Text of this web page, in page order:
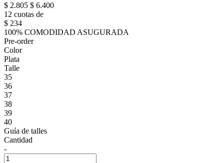
$ 2.805 $ 6.400
12 cuotas de
$ 234
100% COMODIDAD ASUGURADA
Pre-order
Color
Plata
Talle
35
36
37
38
39
40
Guía de talles
Cantidad
-